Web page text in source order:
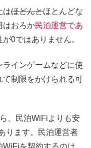
はほどんとほとんどな
はおろか民泊運営であ
が0ではありません。
インゲームなどに使
て制限をかけられる可
、民泊WiFiよりも安
ります。民泊運営者
WiFiを契約するのは